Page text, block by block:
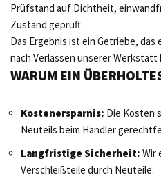
Prüfstand auf Dichtheit,
Zustand geprüft.
Das Ergebnis ist ein Getriebe,
nach Verlassen unserer
WARUM EIN
Kostenersparnis: Die Kosten
Neuteils beim Händler
Langfristige Sicherheit: Wir
Verschleißteile durch Neuteile.